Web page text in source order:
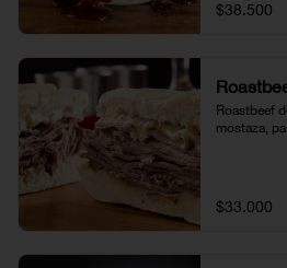
$38.500
Roastbeef
mostaza,
$33.000